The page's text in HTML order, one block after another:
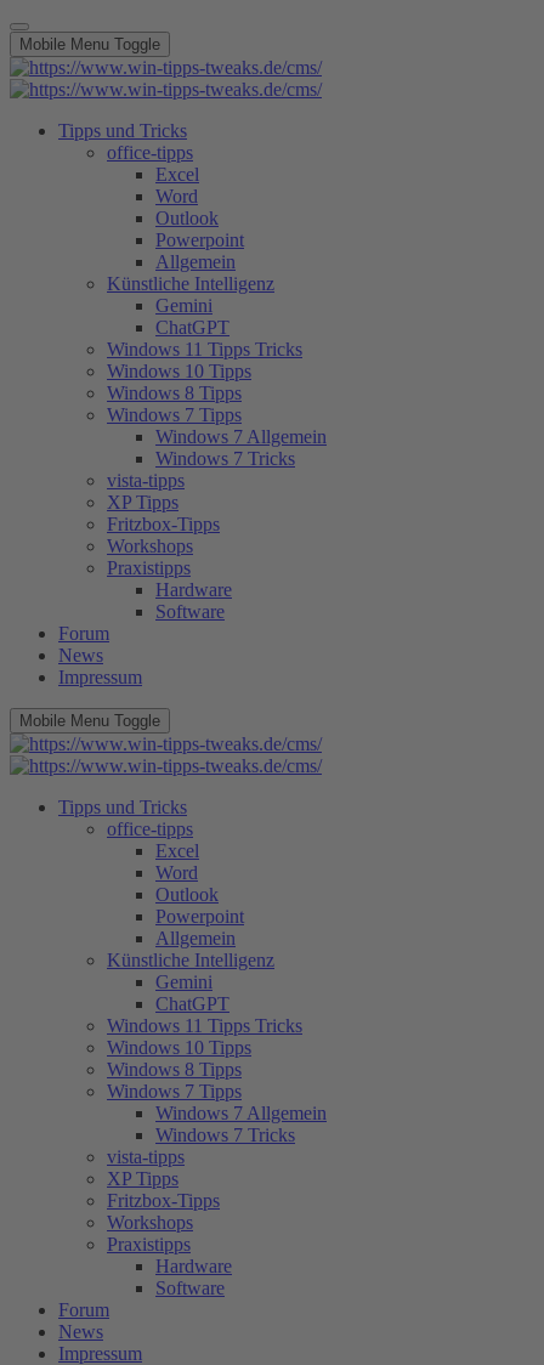
Mobile Menu Toggle
Tipps und Tricks
office-tipps
Excel
Word
Outlook
Powerpoint
Allgemein
Künstliche Intelligenz
Gemini
ChatGPT
Windows 11 Tipps Tricks
Windows 10 Tipps
Windows 8 Tipps
Windows 7 Tipps
Windows 7 Allgemein
Windows 7 Tricks
vista-tipps
XP Tipps
Fritzbox-Tipps
Workshops
Praxistipps
Hardware
Software
Forum
News
Impressum
Mobile Menu Toggle
Tipps und Tricks
office-tipps
Excel
Word
Outlook
Powerpoint
Allgemein
Künstliche Intelligenz
Gemini
ChatGPT
Windows 11 Tipps Tricks
Windows 10 Tipps
Windows 8 Tipps
Windows 7 Tipps
Windows 7 Allgemein
Windows 7 Tricks
vista-tipps
XP Tipps
Fritzbox-Tipps
Workshops
Praxistipps
Hardware
Software
Forum
News
Impressum